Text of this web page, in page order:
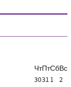
ЧтПтСбВс
30311 2